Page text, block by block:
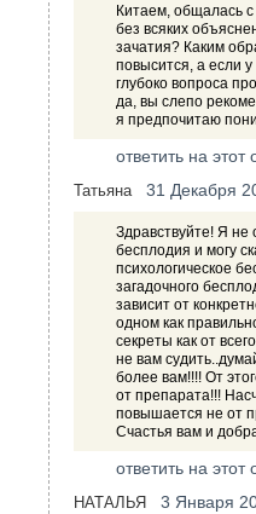
Китаем, общалась
без всяких
зачатия? Каким
повысится, а если
глубоко вопроса
да, вы слепо
я предпочитаю
ответить на этот
Татьяна 31 Декабря
Здравствуйте! Я не
бесплодия и могу
психологическое
загадочного
зависит от
одном как
секреты как от
не вам
более вам!!!! От
от препарата!!!
повышается не от
Счастья вам и
ответить на этот
НАТАЛЬЯ 3 Января